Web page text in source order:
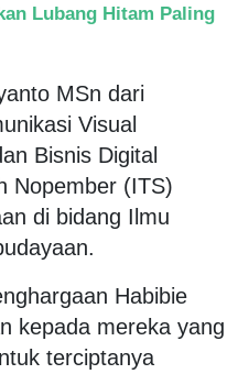
Lubang Hitam Paling
MSn dari
Visual
Bisnis Digital
Nopember (ITS)
di bidang Ilmu
Habibie
kepada mereka yang
terciptanya